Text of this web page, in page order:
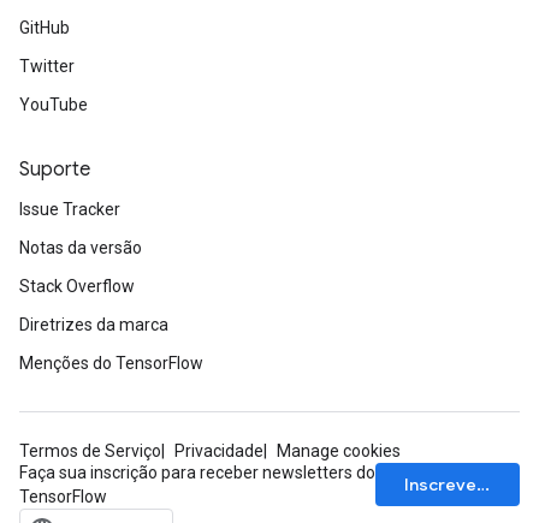
GitHub
Twitter
YouTube
Suporte
Issue Tracker
Notas da versão
Stack Overflow
Diretrizes da marca
Menções do TensorFlow
Termos de Serviço Privacidade
Manage cookies
Faça sua inscrição para receber newsletters do
TensorFlow
Inscrever-se